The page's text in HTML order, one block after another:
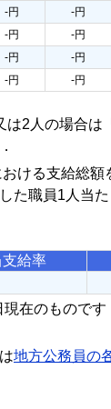
-円 -円
-円 -円
-円 -円
-円 -円
は2人の場合は
ける支給総額
た職員1人当
給率
在のものです
地方公務員の